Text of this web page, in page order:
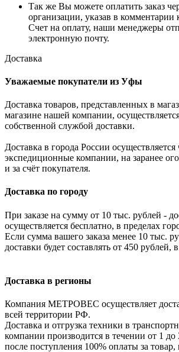
Так же Вы можете оплатить заказ
организации, указав в комментарии
Счет на оплату, наши менеджеры
электронную почту.
Доставка
Уважаемые покупатели из Уфы
Доставка товаров, представленных в
магазине нашей компании,
собственной службой доставки.
Доставка в города России осуществляется
экспедиционные компании, на заранее
и за счёт покупателя.
Доставка по городу
При заказе на сумму от 10 тыс. рублей -
осуществляется бесплатно, в пределах
Если сумма вашего заказа менее 10 тыс.
доставки будет составлять от 450 рублей,
Доставка в регионы
Компания МЕТРОВЕС осуществляет
всей территории РФ.
Доставка и отгрузка техники в
компании производится в течении от 1 до
после поступления 100% оплаты за товар,